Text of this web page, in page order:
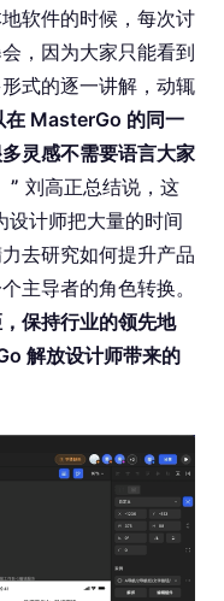
软件的时候，每次讨
，因为大家只能看到
式的逐一讲解，动辄
在 MasterGo 的同一
灵感不需要语言大家
” 刘高正总结说，这
设计师把大量的时间
去研究如何提升产品
主导者的角色转换。
保持行业的领先地
解放设计师带来的